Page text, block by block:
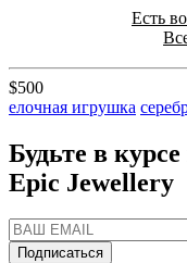
Есть
$500
елочная игрушка
Будьте в
Epic Jewellery
Подписаться